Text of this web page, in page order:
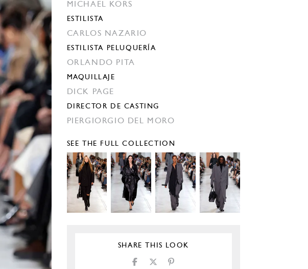
MICHAEL KORS
ESTILISTA
CARLOS NAZARIO
ESTILISTA PELUQUERÍA
ORLANDO PITA
MAQUILLAJE
DICK PAGE
DIRECTOR DE CASTING
PIERGIORGIO DEL MORO
SEE THE FULL COLLECTION
SHARE THIS LOOK